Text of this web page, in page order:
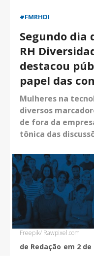
#FMRHDI
Segundo dia
RH
destacou
papel das
Mulheres na
diversos
de fora da
tônica das
Freepik/ Rawpixel.com
de Redação em 2 de